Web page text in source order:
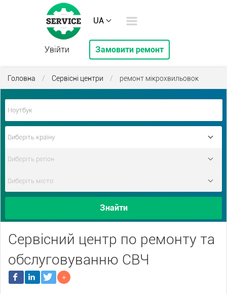
UA
Увійти Замовити ремонт
Головна / Сервісні центри / ремонт мікрохвильовок
Знайти
Сервісний центр по ремонту та
обслуговуванню СВЧ